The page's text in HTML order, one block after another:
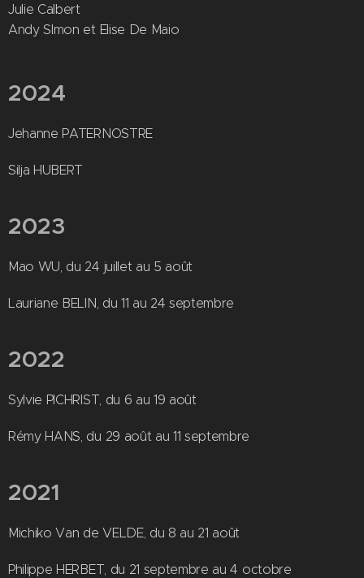
Julie Calbert
Andy SImon et Elise De Maio
2024
Jehanne PATERNOSTRE
Silja HUBERT
2023
Mao WU, du 24 juillet au 5 août
Lauriane BELIN, du 11 au 24 septembre
2022
Sylvie PICHRIST, du 6 au 19 août
Rémy HANS, du 29 août au 11 septembre
2021
Michiko Van de VELDE, du 8 au 21 août
Philippe HERBET, du 21 septembre au 4 octobre